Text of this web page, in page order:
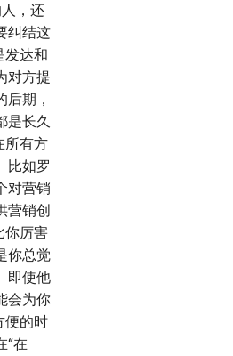
，还
纠结这
发达和
对方提
期，
是长久
所有方
比如罗
对营销
营销创
你厉害
你总觉
即使他
会为你
便的时
‌‌“在